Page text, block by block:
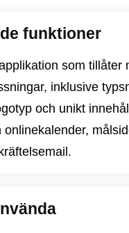
funktioner
som tillåter
inklusive
och unikt